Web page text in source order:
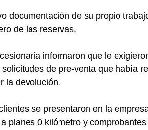
documentación de su propio
de las reservas.
informaron que le
de pre-venta que había
la devolución.
se presentaron en la
planes 0 kilómetro y